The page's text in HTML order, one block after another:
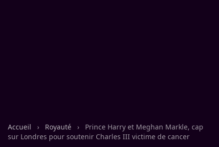
Accueil › Royauté ›
Prince Harry et Meghan Markle, cap
sur Londres pour soutenir Charles III victime de cancer